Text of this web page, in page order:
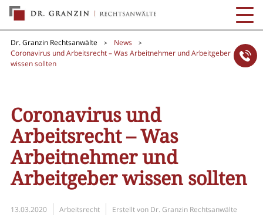
Dr. Granzin Rechtsanwälte > News >
Coronavirus und Arbeitsrecht – Was Arbeitnehmer und Arbeitgeber
wissen sollten
Coronavirus und
Arbeitsrecht – Was
Arbeitnehmer und
Arbeitgeber wissen sollten
13.03.2020 Arbeitsrecht Erstellt von Dr. Granzin Rechtsanwälte